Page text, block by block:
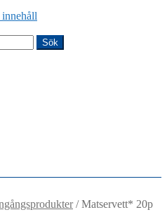
Sök
/Matservett* 20p